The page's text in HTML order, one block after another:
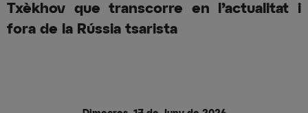
Txèkhov que transcorre en l’actualitat i
fora de la Rússia tsarista